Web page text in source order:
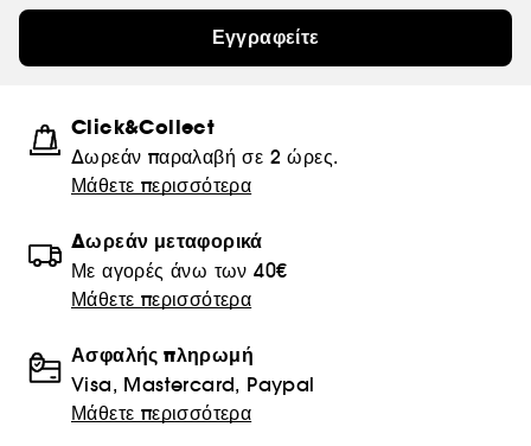
Εγγραφείτε
Click&Collect
Δωρεάν παραλαβή σε 2 ώρες.
Μάθετε περισσότερα
Δωρεάν μεταφορικά
Με αγορές άνω των 40€
Μάθετε περισσότερα
Ασφαλής πληρωμή
Visa, Mastercard, Paypal
Μάθετε περισσότερα